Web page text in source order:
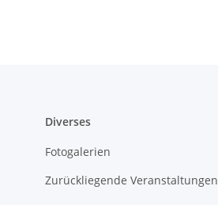
Diverses
Fotogalerien
Zurückliegende Veranstaltungen